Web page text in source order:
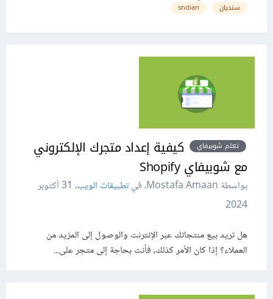
سنديان sndian
تعلم شوبيفاي
كيفية إعداد متجرك الإلكتروني
مع شوبيفاي Shopify
بواسطة Mostafa Amaan، في تطبيقات الويب،
31 أكتوبر
2024
هل تريد بيع منتجاتك عبر الإنترنت والوصول إلى المزيد من
العملاء؟ إذا كان الأمر كذلك، فأنت بحاجة إلى متجر على...